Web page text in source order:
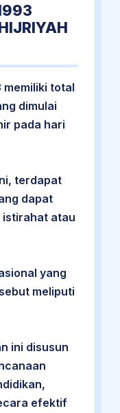
memiliki total
dimulai
pada hari
terdapat
dapat
istirahat atau
yang
meliputi
ini disusun
efektif